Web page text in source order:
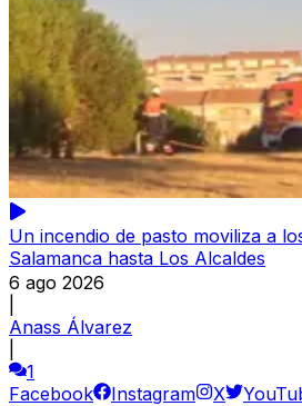
Un incendio de pasto moviliza a
Salamanca hasta Los Alcaldes
6 ago 2026
Anass Álvarez
1
Facebook
Instagram X